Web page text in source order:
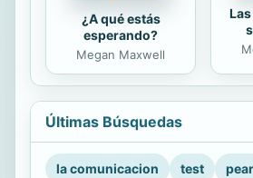
¿A qué estás
esperando?
Megan Maxwell
Últimas Búsquedas
la comunicacion test